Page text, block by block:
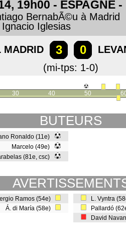
19h00 - ESPAGNE
BernabÃ©u à
Ignacio Iglesias
MADRID 3 0
(mi-tps: 1-0)
30 40 50
BUTEURS
Ronaldo (11e)
Marcelo (49e)
(81e, csc)
Ramos (54e)
Á. di María (58e)
L. Vyntra
Pallardó
David